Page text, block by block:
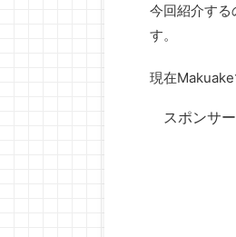
今回紹介す
す。
現在Makuake
スポンサ